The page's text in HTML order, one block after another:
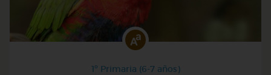
1º Primaria (6-7 años)